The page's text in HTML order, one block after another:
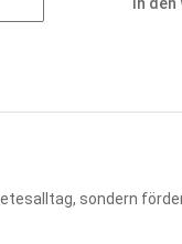
sondern